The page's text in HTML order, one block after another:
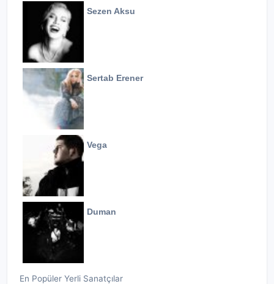
Sezen Aksu
Sertab Erener
Vega
Duman
En Popüler Yerli Sanatçılar